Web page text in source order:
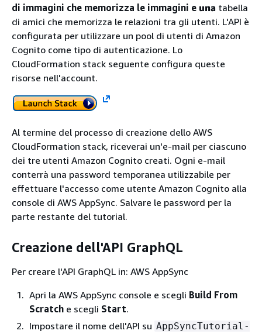
di immagini che memorizza le immagini e una tabella
di amici che memorizza le relazioni tra gli utenti. L'API è
configurata per utilizzare un pool di utenti di Amazon
Cognito come tipo di autenticazione. Lo
CloudFormation stack seguente configura queste
risorse nell'account.
Al termine del processo di creazione dello AWS
CloudFormation stack, riceverai un'e-mail per ciascuno
dei tre utenti Amazon Cognito creati. Ogni e-mail
conterrà una password temporanea utilizzabile per
effettuare l'accesso come utente Amazon Cognito alla
console di AWS AppSync. Salvare le password per la
parte restante del tutorial.
Creazione dell'API GraphQL
Per creare l'API GraphQL in: AWS AppSync
Apri la AWS AppSync console e scegli Build From
Scratch e scegli Start.
Impostare il nome dell'API su AppSyncTutorial-